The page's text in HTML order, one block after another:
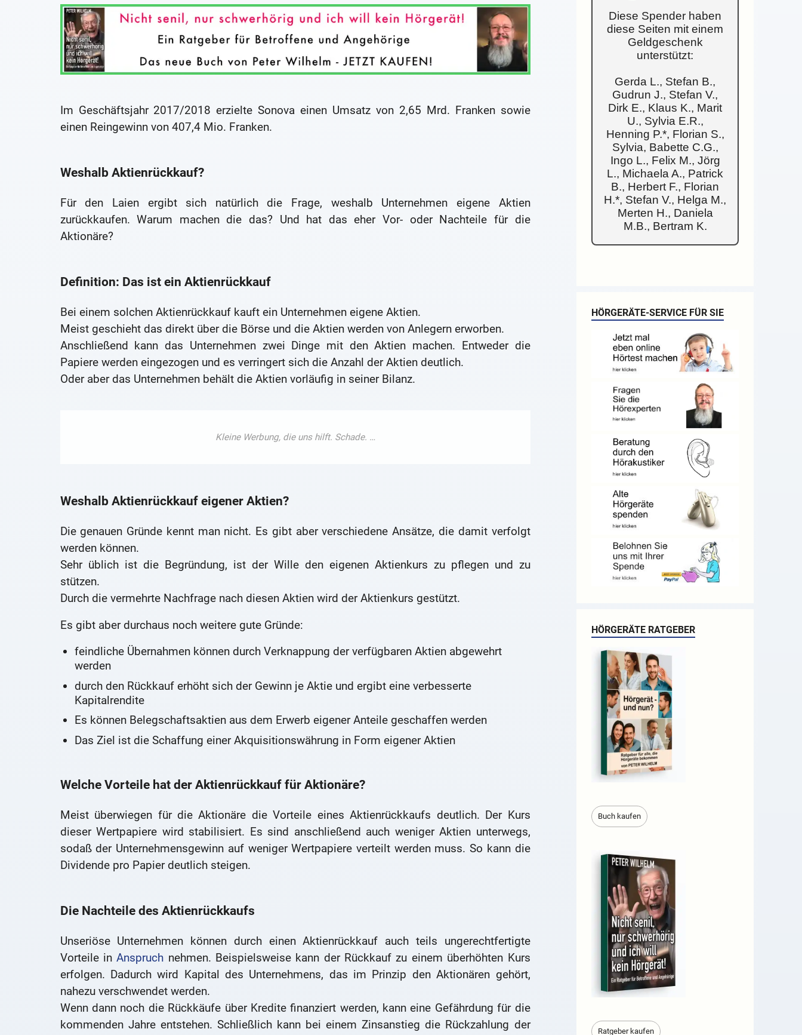
Im Geschäftsjahr 2017/2018 erzielte Sonova einen Umsatz von 2,65 Mrd. Franken sowie
einen Reingewinn von 407,4 Mio. Franken.
Weshalb Aktienrückkauf?
Für den Laien ergibt sich natürlich die Frage, weshalb Unternehmen eigene Aktien
zurückkaufen. Warum machen die das? Und hat das eher Vor- oder Nachteile für die
Aktionäre?
Definition: Das ist ein Aktienrückkauf
Bei einem solchen Aktienrückkauf kauft ein Unternehmen eigene Aktien.
Meist geschieht das direkt über die Börse und die Aktien werden von Anlegern erworben.
Anschließend kann das Unternehmen zwei Dinge mit den Aktien machen. Entweder die
Papiere werden eingezogen und es verringert sich die Anzahl der Aktien deutlich.
Oder aber das Unternehmen behält die Aktien vorläufig in seiner Bilanz.
Weshalb Aktienrückkauf eigener Aktien?
Die genauen Gründe kennt man nicht. Es gibt aber verschiedene Ansätze, die damit verfolgt
werden können.
Sehr üblich ist die Begründung, ist der Wille den eigenen Aktienkurs zu pflegen und zu
stützen.
Durch die vermehrte Nachfrage nach diesen Aktien wird der Aktienkurs gestützt.
Es gibt aber durchaus noch weitere gute Gründe:
feindliche Übernahmen können durch Verknappung der verfügbaren Aktien abgewehrt
werden
durch den Rückkauf erhöht sich der Gewinn je Aktie und ergibt eine verbesserte
Kapitalrendite
Es können Belegschaftsaktien aus dem Erwerb eigener Anteile geschaffen werden
Das Ziel ist die Schaffung einer Akquisitionswährung in Form eigener Aktien
Welche Vorteile hat der Aktienrückkauf für Aktionäre?
Meist überwiegen für die Aktionäre die Vorteile eines Aktienrückkaufs deutlich. Der Kurs
dieser Wertpapiere wird stabilisiert. Es sind anschließend auch weniger Aktien unterwegs,
sodaß der Unternehmensgewinn auf weniger Wertpapiere verteilt werden muss. So kann die
Dividende pro Papier deutlich steigen.
Die Nachteile des Aktienrückkaufs
Unseriöse Unternehmen können durch einen Aktienrückkauf auch teils ungerechtfertigte
Vorteile inAnspruch nehmen. Beispielsweise kann der Rückkauf zu einem überhöhten Kurs
erfolgen. Dadurch wird Kapital des Unternehmens, das im Prinzip den Aktionären gehört,
nahezu verschwendet werden.
Wenn dann noch die Rückkäufe über Kredite finanziert werden, kann eine Gefährdung für die
kommenden Jahre entstehen. Schließlich kann bei einem Zinsanstieg die Rückzahlung der
Diese Spender haben
diese Seiten mit einem
Geldgeschenk
unterstützt:
Gerda L., Stefan B.,
Gudrun J., Stefan V.,
Dirk E., Klaus K., Marit
U., Sylvia E.R.,
Henning P.*, Florian S.,
Sylvia, Babette C.G.,
Ingo L., Felix M., Jörg
L., Michaela A., Patrick
B., Herbert F., Florian
H.*, Stefan V., Helga M.,
Merten H., Daniela
M.B., Bertram K.
HÖRGERÄTE-SERVICE FÜR SIE
HÖRGERÄTE RATGEBER
Buch kaufen
Ratgeber kaufen